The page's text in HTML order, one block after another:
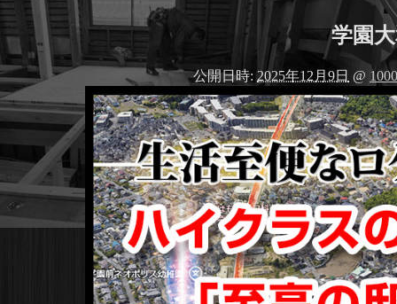
学園
公開日時: 2025年12月9日 @